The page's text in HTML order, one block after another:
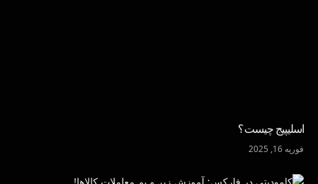
اسلیپیج چیست؟
فوریه 16, 2025